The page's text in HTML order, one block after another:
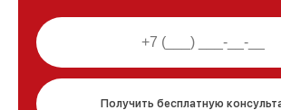
Получить бесплатную